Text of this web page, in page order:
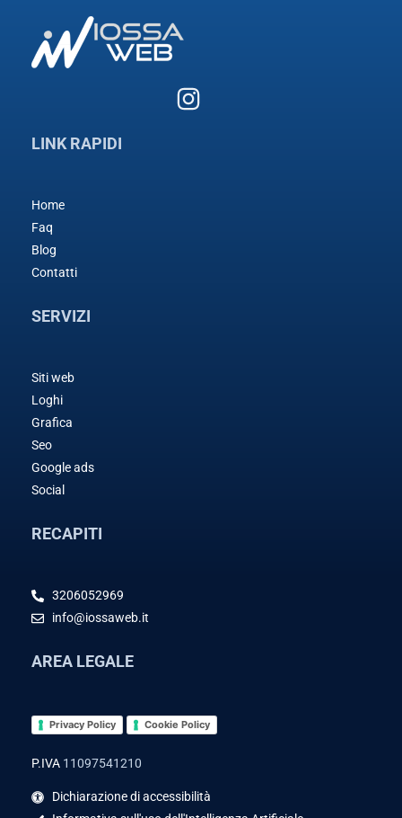
LINK RAPIDI
Home
Faq
Blog
Contatti
SERVIZI
Siti web
Loghi
Grafica
Seo
Google ads
Social
RECAPITI
3206052969
info@iossaweb.it
AREA LEGALE
Privacy Policy Cookie Policy
P.IVA 11097541210
Dichiarazione di accessibilità